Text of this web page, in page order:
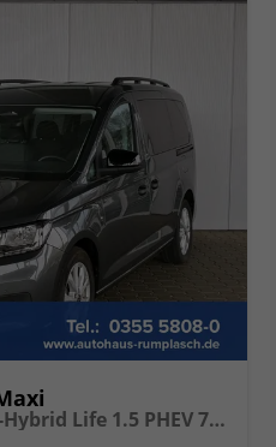
eHybrid 150 PS Plug-in-Hybrid Life 1.5 PHEV 7 Sitze DSG